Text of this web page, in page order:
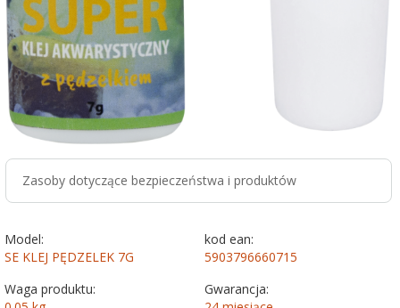
Zasoby dotyczące bezpieczeństwa i produktów
Model:
SE KLEJ PĘDZELEK 7G
kod ean:
5903796660715
Waga produktu:
Gwarancja: